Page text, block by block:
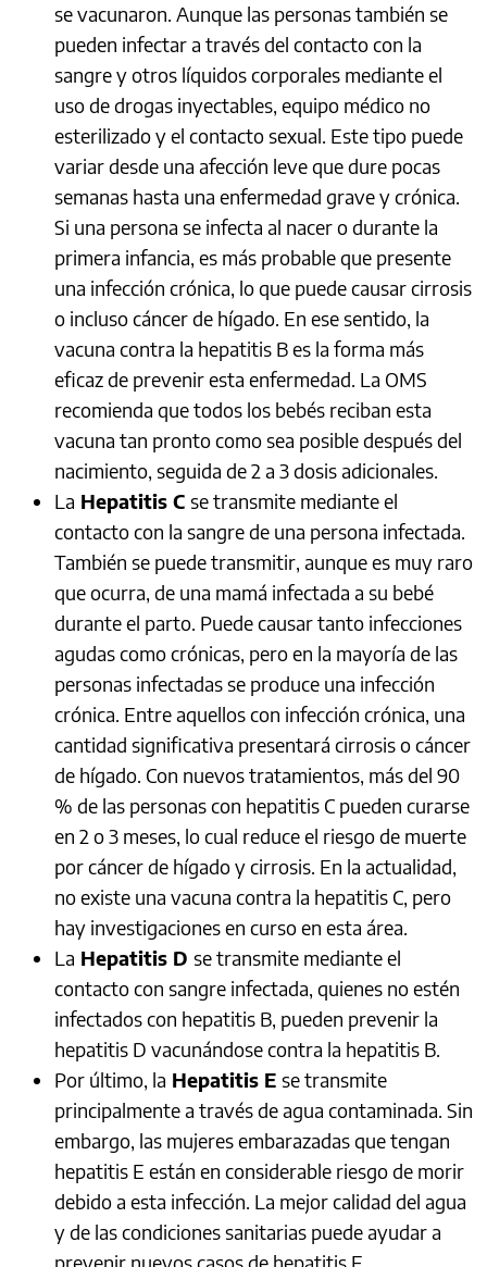
se vacunaron. Aunque las personas también se
pueden infectar a través del contacto con la
sangre y otros líquidos corporales mediante el
uso de drogas inyectables, equipo médico no
esterilizado y el contacto sexual. Este tipo puede
variar desde una afección leve que dure pocas
semanas hasta una enfermedad grave y crónica.
Si una persona se infecta al nacer o durante la
primera infancia, es más probable que presente
una infección crónica, lo que puede causar cirrosis
o incluso cáncer de hígado. En ese sentido, la
vacuna contra la hepatitis B es la forma más
eficaz de prevenir esta enfermedad. La OMS
recomienda que todos los bebés reciban esta
vacuna tan pronto como sea posible después del
nacimiento, seguida de 2 a 3 dosis adicionales.
La Hepatitis C se transmite mediante el
contacto con la sangre de una persona infectada.
También se puede transmitir, aunque es muy raro
que ocurra, de una mamá infectada a su bebé
durante el parto. Puede causar tanto infecciones
agudas como crónicas, pero en la mayoría de las
personas infectadas se produce una infección
crónica. Entre aquellos con infección crónica, una
cantidad significativa presentará cirrosis o cáncer
de hígado. Con nuevos tratamientos, más del 90
% de las personas con hepatitis C pueden curarse
en 2 o 3 meses, lo cual reduce el riesgo de muerte
por cáncer de hígado y cirrosis. En la actualidad,
no existe una vacuna contra la hepatitis C, pero
hay investigaciones en curso en esta área.
La Hepatitis D se transmite mediante el
contacto con sangre infectada, quienes no estén
infectados con hepatitis B, pueden prevenir la
hepatitis D vacunándose contra la hepatitis B.
Por último, la Hepatitis E se transmite
principalmente a través de agua contaminada. Sin
embargo, las mujeres embarazadas que tengan
hepatitis E están en considerable riesgo de morir
debido a esta infección. La mejor calidad del agua
y de las condiciones sanitarias puede ayudar a